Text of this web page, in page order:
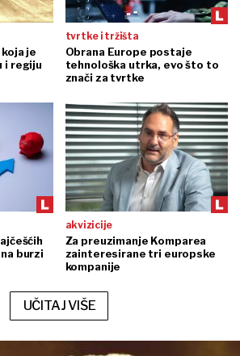
je
i regiju
tvrtke i tržišta
Obrana Europe postaje
tehnološka utrka, evo što to
znači za tvrtke
burzi
akvizicije
Za preuzimanje Komparea
zainteresirane tri europske
kompanije
UČITAJ VIŠE